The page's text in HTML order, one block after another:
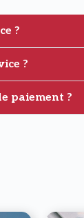
?
?
paiement ?